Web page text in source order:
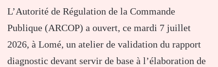
L’Autorité de Régulation de la Commande
Publique (ARCOP) a ouvert, ce mardi 7 juillet
2026, à Lomé, un atelier de validation du rapport
diagnostic devant servir de base à l’élaboration de